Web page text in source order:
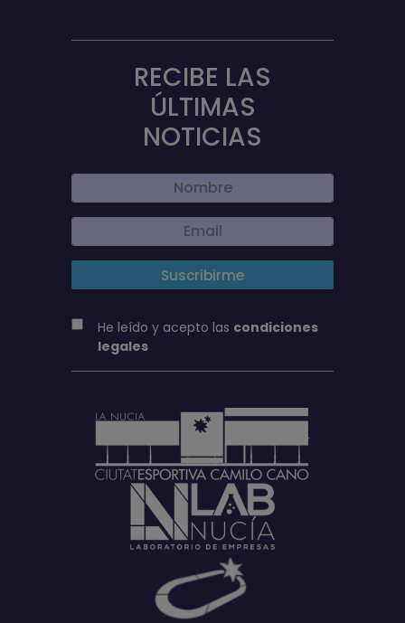
RECIBE LAS
ÚLTIMAS
NOTICIAS
He leído y acepto las condiciones
legales